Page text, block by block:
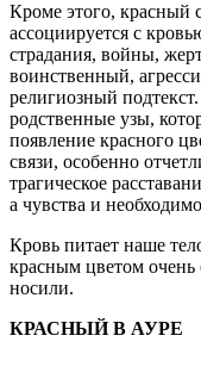
Кроме этого, красный
ассоциируется с
страдания, войны,
воинственный,
религиозный
родственные узы,
появление красного
связи, особенно
трагическое
а чувства и
Кровь питает наше
красным цветом
носили.
КРАСНЫЙ В АУРЕ